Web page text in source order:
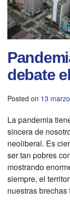
debate
Posted on 13
La pandemia
sincera de
neoliberal. Es
ser tan pobres
mostrando
siempre, el
nuestras